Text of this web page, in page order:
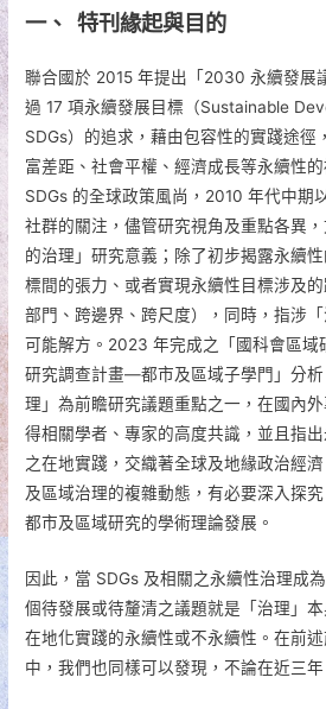
一、 特刊緣起與目的
聯合國於 2015 年提出「2030 永續發展
過 17 項永續發展目標（Sustainable
SDGs）的追求，藉由包容性的實踐途徑
富差距、社會平權、經濟成長等永續性
SDGs 的全球政策風尚，2010 年代中期
社群的關注，儘管研究視角及重點各異
的治理」研究意義；除了初步揭露永續
標間的張力、或者實現永續性目標涉及
部門、跨邊界、跨尺度），同時，指涉
可能解方。2023 年完成之「國科會區域
研究調查計畫—都市及區域子學門」分
理」為前瞻研究議題重點之一，在國內
得相關學者、專家的高度共識，並且指
之在地實踐，交織著全球及地緣政治經
及區域治理的複雜動態，有必要深入探
都市及區域研究的學術理論發展。
因此，當 SDGs 及相關之永續性治理成
個待發展或待釐清之議題就是「治理」
在地化實踐的永續性或不永續性。在前
中，我們也同樣可以發現，不論在近三年